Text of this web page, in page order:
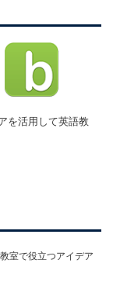
を活用して英語教
室で役立つアイデア